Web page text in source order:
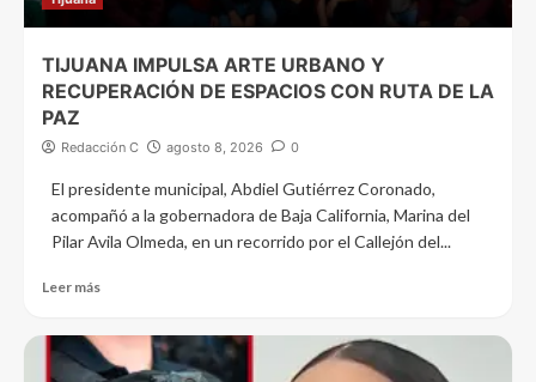
TIJUANA IMPULSA ARTE URBANO Y
RECUPERACIÓN DE ESPACIOS CON RUTA DE LA
PAZ
Redacción C agosto 8, 2026 0
El presidente municipal, Abdiel Gutiérrez Coronado,
acompañó a la gobernadora de Baja California, Marina del
Pilar Avila Olmeda, en un recorrido por el Callejón del...
Leer más